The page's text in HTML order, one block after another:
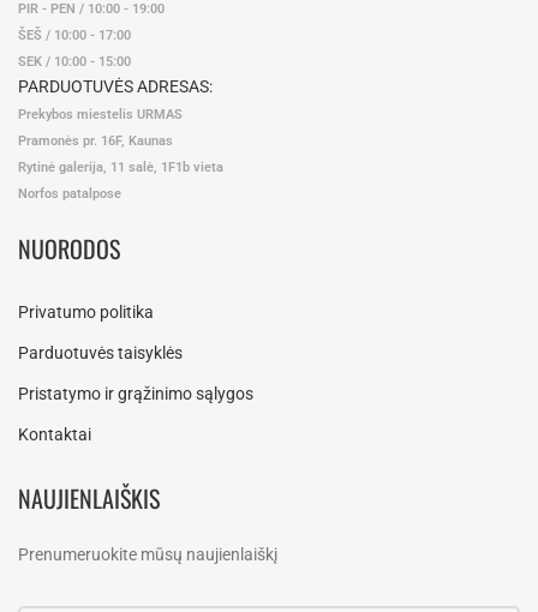
PIR - PEN / 10:00 - 19:00
ŠEŠ / 10:00 - 17:00
SEK / 10:00 - 15:00
PARDUOTUVĖS ADRESAS:
Prekybos miestelis URMAS
Pramonės pr. 16F, Kaunas
Rytinė galerija, 11 salė, 1F1b vieta
Norfos patalpose
NUORODOS
Privatumo politika
Parduotuvės taisyklės
Pristatymo ir grąžinimo sąlygos
Kontaktai
NAUJIENLAIŠKIS
Prenumeruokite mūsų naujienlaiškį